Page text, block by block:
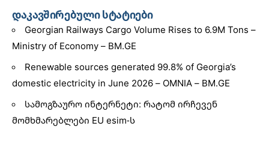
დაკავშირებული სტატიები
Georgian Railways Cargo Volume Rises to 6.9M Tons –
Ministry of Economy – BM.GE
Renewable sources generated 99.8% of Georgia’s
domestic electricity in June 2026 – OMNIA – BM.GE
სამოგზაურო ინტერნეტი: რატომ ირჩევენ
მომხმარებლები EU esim-ს